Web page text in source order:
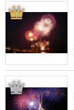
1
2